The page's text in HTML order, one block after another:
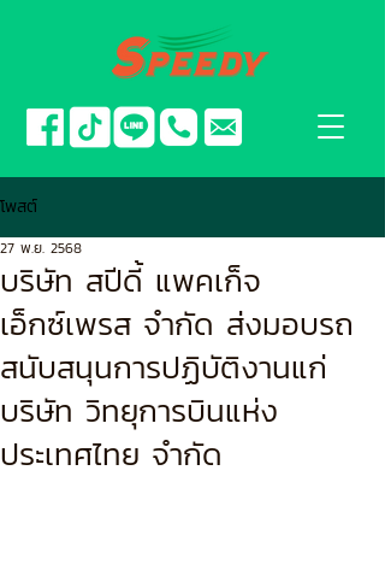
โพสต์
บริษัท สปีดี้ แพคเก็จ
เอ็กซ์เพรส จำกัด ส่งมอบรถ
สนับสนุนการปฏิบัติงานแก่
บริษัท วิทยุการบินแห่ง
ประเทศไทย จำกัด
27 พ.ย. 2568